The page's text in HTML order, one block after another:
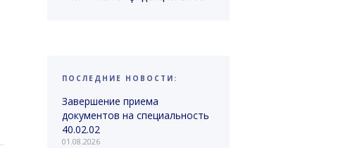
ПОСЛЕДНИЕ НОВОСТИ:
Завершение приема
документов на специальность
40.02.02
01.08.2026